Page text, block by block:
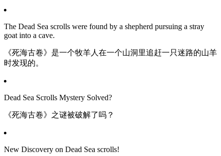
The Dead Sea scrolls were found by a shepherd pursuing a stray
goat into a cave.
《死海古卷》是一个牧羊人在一个山洞里追赶一只迷路的山羊
时发现的。
Dead Sea Scrolls Mystery Solved?
《死海古卷》之谜被破解了吗？
New Discovery on Dead Sea scrolls!